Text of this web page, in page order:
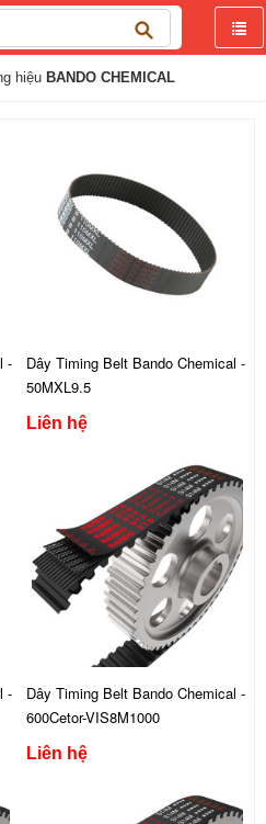
hiệu BANDO CHEMICAL
-
Dây Timing Belt Bando Chemical -
50MXL9.5
Liên hệ
-
Dây Timing Belt Bando Chemical -
600Cetor-VIS8M1000
Liên hệ